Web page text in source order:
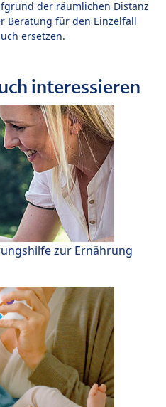
der räumlichen Distanz
Beratung für den Einzelfall
ersetzen.
interessieren
zur Ernährung